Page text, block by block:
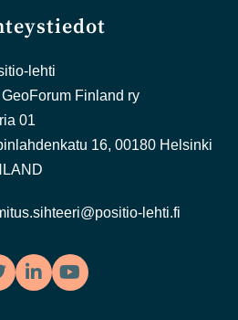
lehti
Finland ry
01
16, 00180 Helsinki
lehti.fi
LinkedInYouTube